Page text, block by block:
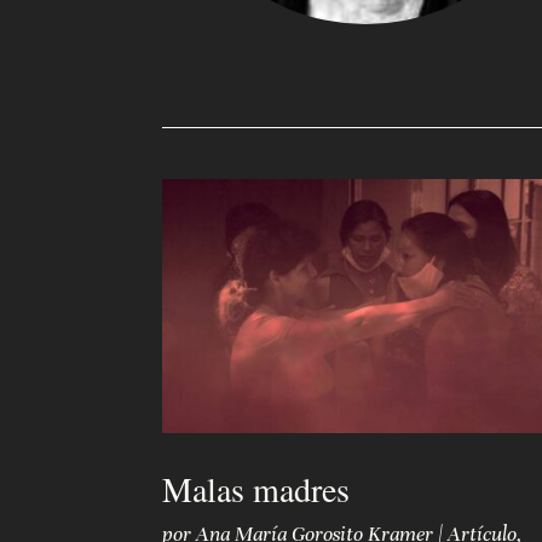
i
é
n
e
s
s
m
s
Malas madres
porAna María Gorosito Kramer |Artículo,